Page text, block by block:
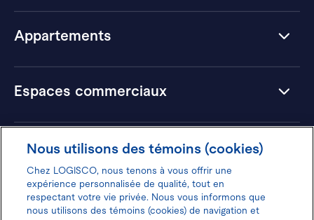
Appartements
Espaces commerciaux
Hôtels
Nous utilisons des témoins (cookies)
Chez LOGISCO, nous tenons à vous offrir une
expérience personnalisée de qualité, tout en
respectant votre vie privée. Nous vous informons que
nous utilisons des témoins (cookies) de navigation et